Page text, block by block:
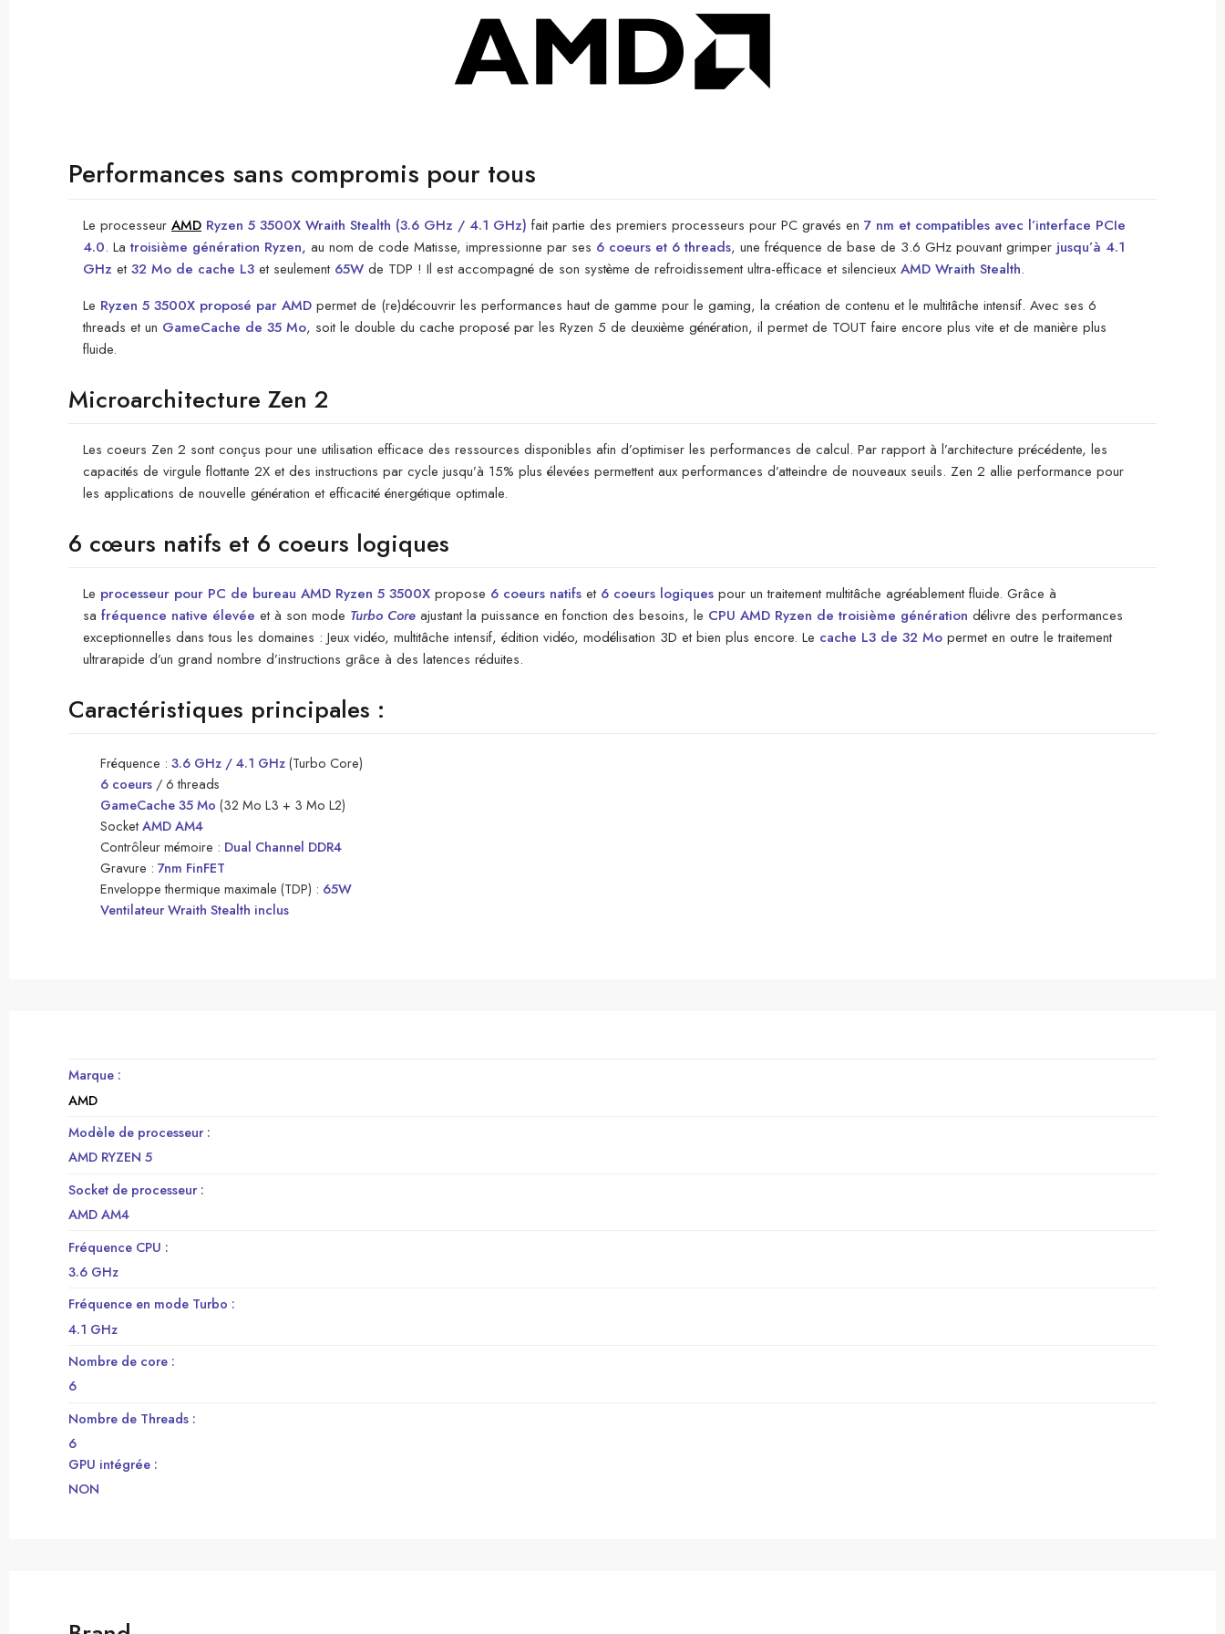
Performances sans compromis pour tous
Le processeur AMD Ryzen 5 3500X Wraith Stealth (3.6 GHz / 4.1 GHz) fait partie des premiers processeurs pour PC gravés en 7 nm et compatibles avec l’interface PCIe
4.0. Latroisième génération Ryzen, au nom de code Matisse, impressionne par ses 6 coeurs et 6 threads, une fréquence de base de 3.6 GHz pouvant grimper jusqu’à 4.1
GHz et32 Mo de cache L3 et seulement 65W de TDP ! Il est accompagné de son système de refroidissement ultra-efficace et silencieux AMD Wraith Stealth.
Le Ryzen 5 3500X proposé par AMD permet de (re)découvrir les performances haut de gamme pour le gaming, la création de contenu et le multitâche intensif. Avec ses 6
threads et un GameCache de 35 Mo, soit le double du cache proposé par les Ryzen 5 de deuxième génération, il permet de TOUT faire encore plus vite et de manière plus
fluide.
Microarchitecture Zen 2
Les coeurs Zen 2 sont conçus pour une utilisation efficace des ressources disponibles afin d’optimiser les performances de calcul. Par rapport à l’architecture précédente, les
capacités de virgule flottante 2X et des instructions par cycle jusqu’à 15% plus élevées permettent aux performances d’atteindre de nouveaux seuils. Zen 2 allie performance pour
les applications de nouvelle génération et efficacité énergétique optimale.
6 cœurs natifs et 6 coeurs logiques
Le processeur pour PC de bureau AMD Ryzen 5 3500X propose 6 coeurs natifs et 6 coeurs logiques pour un traitement multitâche agréablement fluide. Grâce à
sa fréquence native élevée et à son mode Turbo Core ajustant la puissance en fonction des besoins, le CPU AMD Ryzen de troisième génération délivre des performances
exceptionnelles dans tous les domaines : Jeux vidéo, multitâche intensif, édition vidéo, modélisation 3D et bien plus encore. Le cache L3 de 32 Mo permet en outre le traitement
ultrarapide d’un grand nombre d’instructions grâce à des latences réduites.
Caractéristiques principales :
Fréquence : 3.6 GHz / 4.1 GHz(Turbo Core)
6 coeurs / 6 threads
GameCache 35 Mo (32 Mo L3 + 3 Mo L2)
SocketAMD AM4
Contrôleur mémoire : Dual Channel DDR4
Gravure : 7nm FinFET
Enveloppe thermique maximale (TDP) : 65W
Ventilateur Wraith Stealth inclus
Marque :
AMD
Modèle de processeur :
AMD RYZEN 5
Socket de processeur :
AMD AM4
Fréquence CPU :
3.6 GHz
Fréquence en mode Turbo :
4.1 GHz
Nombre de core :
6
Nombre de Threads :
6
GPU intégrée :
NON